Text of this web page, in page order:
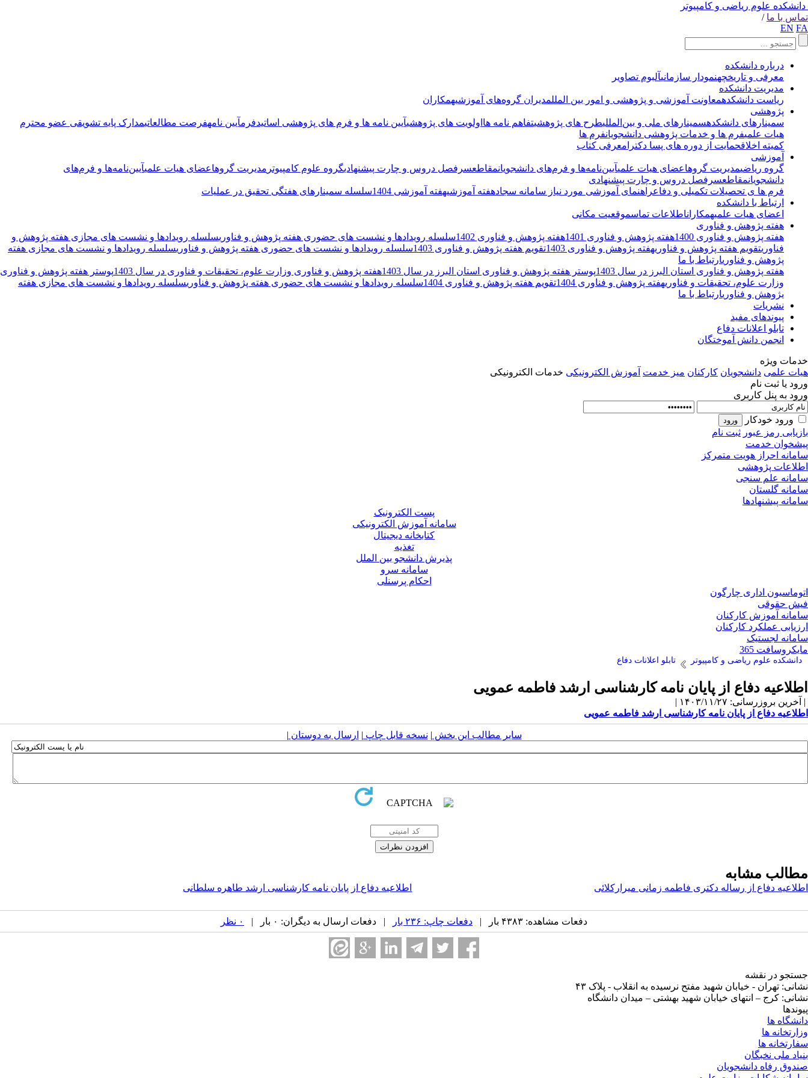
دانشکده علوم ریاضی و کامپیوتر
تماس با ما /
EN FA
درباره دانشکده
معرفی و تاریخچهنمودار سازمانیآلبوم تصاویر
مدیریت دانشکده
ریاست دانشکدهمعاونت آموزشی و پژوهشی و امور بین المللمدیران گروه‌های آموزشیهمکاران
پژوهشی
سمینارهای دانشکدهسمینارهای ملی و بین‌المللیطرح های پژوهشیتفاهم نامه ها اولویت های پژوهشیآیین نامه ها و فرم های پژوهشی اساتیدفرمآیین نامهفرصت مطالعاتیمدارک پایه تشویقی عضو محترم
هیات علمیفرم ها و خدمات پژوهشی دانشجویانفرم ها
کمیته اخلاقحمایت از دوره های پسا دکترا معرفی کتاب
آموزشی
گروه ریاضیمدیریت گروهاعضای هیات علمیآیین‌نامه‌ها و فرم‌های دانشجویانمقاطعسرفصل دروس و چارت پیشنهادیگروه علوم کامپیوتر مدیریت گروهاعضای هیات علمیآیین‌نامه‌ها و فرم‌های
دانشجویانمقاطعسرفصل دروس و چارت پیشنهادی
فرم ها ی تحصیلات تکمیلی و دفاعراهنمای آموزشی مورد نیاز سامانه سجادهفته آموزشیهفته آموزشی 1404
سلسله سمینارهای هفتگی تحقیق در عملیات
ارتباط با دانشکده
اعضای هیات علمیهمکاراناطلاعات تماسموقعیت مکانی
هفته پژوهش و فناوری
هفته پژوهش و فناوری 1400
هفته پژوهش و فناوری 1401 هفته پژوهش و فناوری 1402 سلسله رویدادها و نشست های حضوری هفته پژوهش و فناوریسلسله رویدادها و نشست های مجازی هفته پژوهش و
فناوریتقویم هفته پژوهش و فناوریهفته پژوهش و فناوری 1403 تقویم هفته پژوهش و فناوری 1403 سلسله رویدادها و نشست های حضوری هفته پژوهش و فناوریسلسله رویدادها و نشست های مجازی هفته
پژوهش و فناوریارتباط با ما
هفته پژوهش و فناوری استان البرز در سال 1403
پوستر هفته پژوهش و فناوری استان البرز در سال 1403 هفته پژوهش و فناوری وزارت علوم، تحقیقات و فناوری در سال 1403
پوستر هفته پژوهش و فناوری
وزارت علوم، تحقیقات و فناوریهفته پژوهش و فناوری 1404 تقویم هفته پژوهش و فناوری 1404 سلسله رویدادها و نشست های حضوری هفته پژوهش و فناوریسلسله رویدادها و نشست های مجازی هفته
یژوهش و فناوریارتباط با ما
نشریات
پیوندهای مفید
تابلو اعلانات دفاع
انجمن دانش آموختگان
خدمات ویژه
هیات علمی دانشجویان کارکنان میز خدمت آموزش الکترونیکی خدمات الکترونیکی
ورود یا ثبت نام
ورود به پنل کاربری
ورود خودکار
بازیابی رمز عبور ثبت نام
پیشخوان خدمت
سامانه احراز هویت متمرکز
اطلاعات پژوهشی
سامانه علم سنجی
سامانه گلستان
سامانه پیشنهادها
پست الکترونیک
سامانه آموزش الکترونیکی
کتابخانه دیجیتال
تغذیه
پذیرش دانشجو بین الملل
سامانه سرو
احکام پرسنلی
اتوماسیون اداری چارگون
فیش حقوقی
سامانه آموزش کارکنان
ارزیابی عملکرد کارکنان
سامانه لجستیک
مایکروسافت 365
دانشکده علوم ریاضی و کامپیوتر تابلو اعلانات دفاع
اطلاعیه دفاع از پایان نامه کارشناسی ارشد فاطمه عمویی
| آخرین بروزرسانی: ۱۴۰۳/۱۱/۲۷ |
اطلاعیه دفاع از پایان نامه کارشناسی ارشد فاطمه عمویی
سایر مطالب این بخش | نسخه قابل چاپ | ارسال به دوستان |
مطالب مشابه
اطلاعیه دفاع از رساله دکتری فاطمه زمانی میرارکلائی اطلاعیه دفاع از پایان نامه کارشناسی ارشد طاهره سلطانی
دفعات مشاهده: ۴۳۸۳ بار | دفعات چاپ: ۲۳۶ بار | دفعات ارسال به دیگران: ۰ بار | ۰ نظر
جستجو در نقشه
نشانی: تهران - خیابان شهید مفتح نرسیده به انقلاب - پلاک ۴۳
نشانی: کرج – انتهای خیابان شهید بهشتی – میدان دانشگاه
پیوندها
دانشگاه ها
وزارتخانه ها
سفارتخانه ها
بنیاد ملی نخبگان
صندوق رفاه دانشجویان